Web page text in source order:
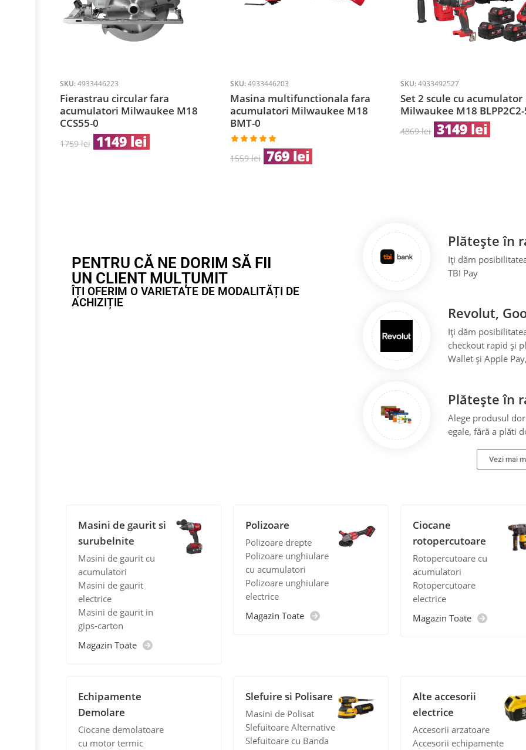
SKU: 4933446223
Fierastrau circular fara
acumulatori Milwaukee M18
CCS55-0
1759lei 1149 lei
SKU: 4933446203
Masina multifunctionala fara
acumulatori Milwaukee M18
BMT-0
Evaluat la
5.00din 5
1559lei 769 lei
SKU: 4933492527
Set 2 scule cu acumulator
Milwaukee M18
4869lei 3149 lei
PENTRU CĂ NE DORIM SĂ FII
UN CLIENT MULȚUMIT
ÎȚI OFERIM O VARIETATE DE MODALITĂȚI DE
ACHIZIȚIE
Plătește în
Iți dăm
TBI Pay
Revolut,
Iți dăm
checkout rapid și
Wallet și Apple
Plătește în
Alege produsul
egale, fără a plăti
Vezi mai
Masini de gaurit si
surubelnite
Masini de gaurit cu
acumulatori
Masini de gaurit
electrice
Masini de gaurit in
gips-carton
Magazin Toate
Polizoare
Polizoare drepte
Polizoare unghiulare
cu acumulatori
Polizoare unghiulare
electrice
Magazin Toate
Ciocane
rotopercutoare
Rotopercutoare cu
acumulatori
Rotopercutoare
electrice
Magazin Toate
Echipamente
Demolare
Ciocane demolatoare
cu motor termic
Slefuire si Polisare
Masini de Polisat
Slefuitoare Alternative
Slefuitoare cu Banda
Alte accesorii
electrice
Accesorii arzatoare
Accesorii echipamente